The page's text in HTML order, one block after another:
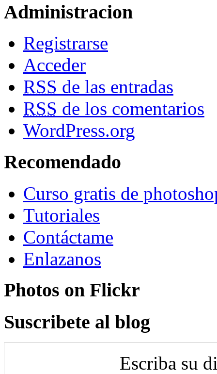
Administracion
Registrarse
Acceder
RSS de las entradas
RSS de los comentarios
WordPress.org
Recomendado
Curso gratis de
Tutoriales
Contáctame
Enlazanos
Photos on Flickr
Suscribete al blog
Escriba su